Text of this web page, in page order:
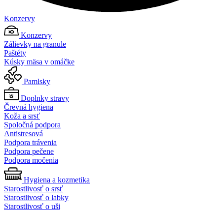
Konzervy
Konzervy
Zálievky na granule
Paštéty
Kúsky mäsa v omáčke
Pamlsky
Doplnky stravy
Črevná hygiena
Koža a srsť
Spoločná podpora
Antistresová
Podpora trávenia
Podpora pečene
Podpora močenia
Hygiena a kozmetika
Starostlivosť o srsť
Starostlivosť o labky
Starostlivosť o uši